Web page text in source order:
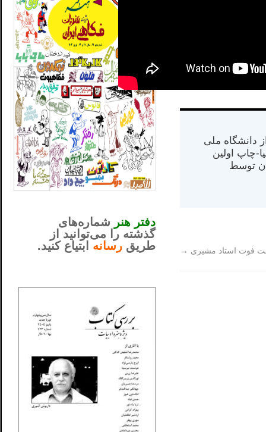
از دانشگاه ملی
در کالیفرنیا-چاپ اولین
در سال ۱۳۸۴ در ایران توسط
فوت استاد مشیری →
دفتر هنر شماره‌های
گذشته را می‌توانید از
طریق رسانه ابتیاع کنید.